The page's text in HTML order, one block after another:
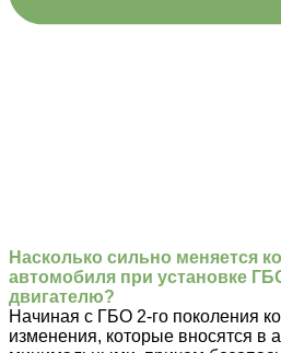
Насколько сильно меняется
автомобиля при установке
двигателю?
Начиная с ГБО 2-го поколения
изменения, которые вносятся в